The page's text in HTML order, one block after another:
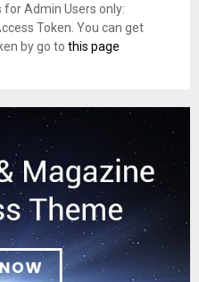
Admin Users only:
Token. You can get
by go to this page